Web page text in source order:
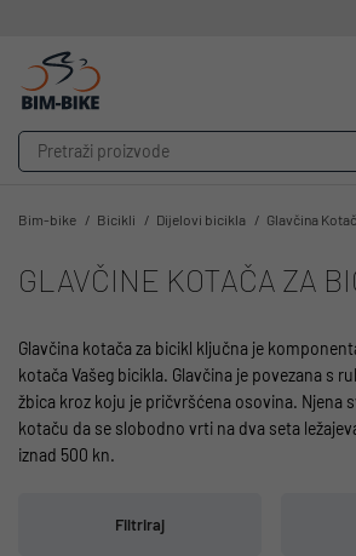
Bim-bike Bicikli Dijelovi bicikla Glavčina
GLAVČINE KOTAČA ZA
Glavčina kotača za bicikl ključna je
kotača Vašeg bicikla. Glavčina je povezana s
žbica kroz koju je pričvršćena osovina. Njena
kotaču da se slobodno vrti na dva seta
iznad 500 kn.
Filtriraj